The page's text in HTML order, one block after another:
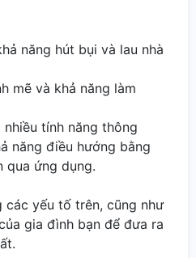
năng hút bụi và lau nhà
mẽ và khả năng làm
tính năng thông
năng điều hướng bằng
qua ứng dụng.
các yếu tố trên, cũng như
gia đình bạn để đưa ra